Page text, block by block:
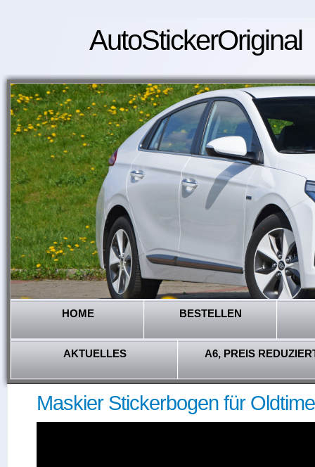
AutoStickerOriginal
HOME BESTELLEN
AKTUELLES A6, PREIS
Maskier Stickerbogen für